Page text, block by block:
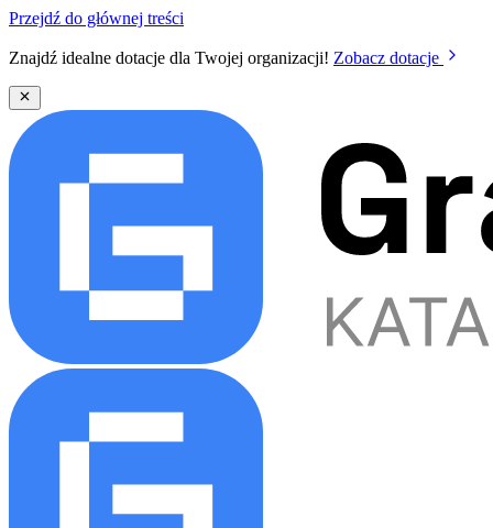
Przejdź do głównej treści
Znajdź idealne dotacje dla Twojej organizacji! Zobacz dotacje